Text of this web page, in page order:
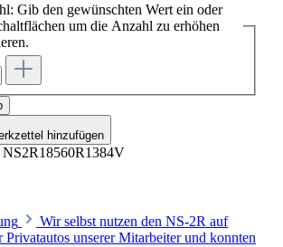
Gib den gewünschten Wert ein oder
um die Anzahl zu erhöhen
hinzufügen
NS2R18560R1384V
Wir selbst nutzen den NS-2R auf
Privatautos unserer Mitarbeiter und konnten